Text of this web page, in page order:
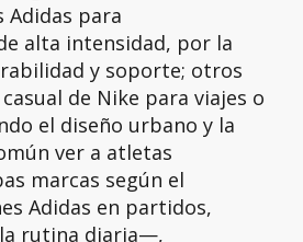
para
alta intensidad, por la
y soporte; otros
de Nike para viajes o
el diseño urbano y la
ver a atletas
marcas según el
Adidas en partidos,
rutina diaria—,